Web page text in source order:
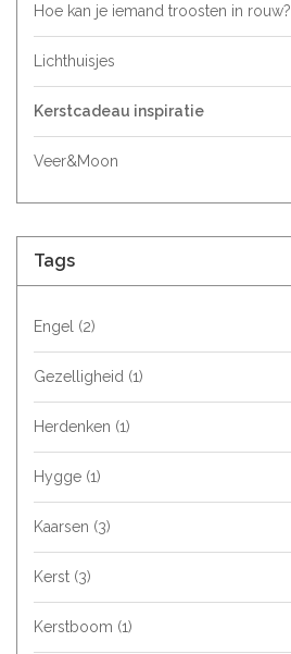
Hoe kan je iemand troosten in rouw?
Lichthuisjes
Kerstcadeau inspiratie
Veer&Moon
Tags
Engel (2)
Gezelligheid (1)
Herdenken (1)
Hygge (1)
Kaarsen (3)
Kerst (3)
Kerstboom (1)